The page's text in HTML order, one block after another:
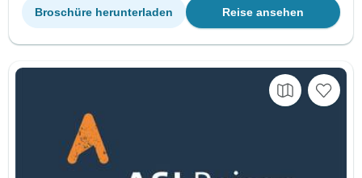
Reise ansehen
Broschüre herunterladen